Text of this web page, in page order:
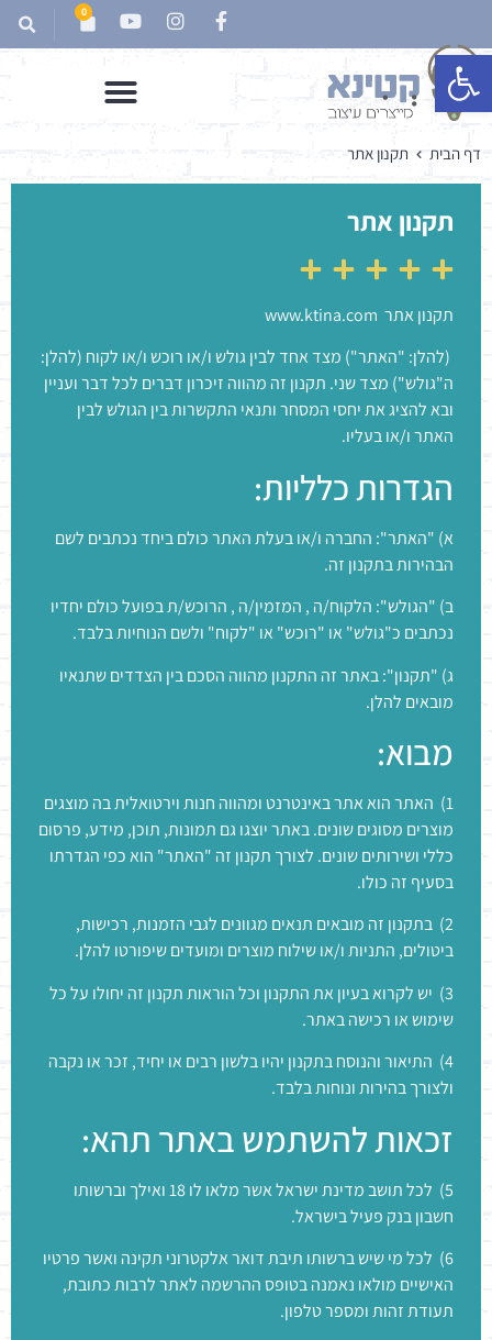
פתח סרגל נגישות
0
דף הבית תקנון אתר
תקנון אתר
תקנון אתר www.ktina.com
(להלן: "האתר") מצד אחד לבין גולש ו/או רוכש ו/או לקוח (להלן:
ה"גולש") מצד שני. תקנון זה מהווה זיכרון דברים לכל דבר ועניין
ובא להציג את יחסי המסחר ותנאי התקשרות בין הגולש לבין
האתר ו/או בעליו.
הגדרות כלליות:
א) "האתר": החברה ו/או בעלת האתר כולם ביחד נכתבים לשם
הבהירות בתקנון זה.
ב) "הגולש": הלקוח/ה , המזמין/ה , הרוכש/ת בפועל כולם יחדיו
נכתבים כ"גולש" או "רוכש" או "לקוח" ולשם הנוחיות בלבד.
ג) "תקנון": באתר זה התקנון מהווה הסכם בין הצדדים שתנאיו
מובאים להלן.
מבוא:
1) האתר הוא אתר באינטרנט ומהווה חנות וירטואלית בה מוצגים
מוצרים מסוגים שונים. באתר יוצגו גם תמונות, תוכן, מידע, פרסום
כללי ושירותים שונים. לצורך תקנון זה "האתר" הוא כפי הגדרתו
בסעיף זה כולו.
2) בתקנון זה מובאים תנאים מגוונים לגבי הזמנות, רכישות,
ביטולים, התניות ו/או שילוח מוצרים ומועדים שיפורטו להלן.
3) יש לקרוא בעיון את התקנון וכל הוראות תקנון זה יחולו על כל
שימוש או רכישה באתר.
4) התיאור והנוסח בתקנון יהיו בלשון רבים או יחיד, זכר או נקבה
ולצורך בהירות ונוחות בלבד.
זכאות להשתמש באתר תהא:
5) לכל תושב מדינת ישראל אשר מלאו לו 18 ואילך וברשותו
חשבון בנק פעיל בישראל.
6) לכל מי שיש ברשותו תיבת דואר אלקטרוני תקינה ואשר פרטיו
האישיים מולאו נאמנה בטופס ההרשמה לאתר לרבות כתובת,
תעודת זהות ומספר טלפון.